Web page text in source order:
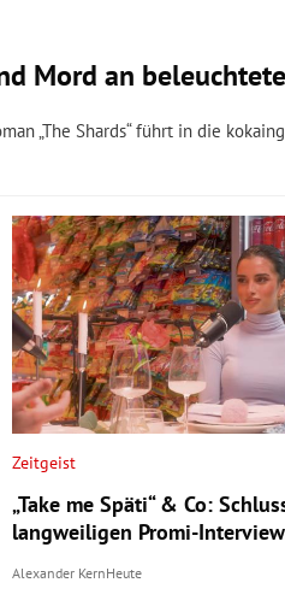
Mord an
„The Shards“ führt in die
Zeitgeist
„Take me Späti“ & Co:
langweiligen Promi-
Alexander KernHeute